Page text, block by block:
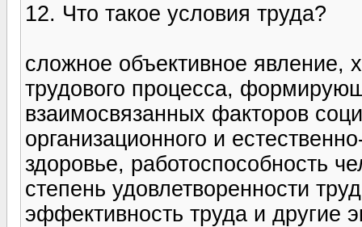
12. Что такое условия труда?
сложное объективное явление,
трудового процесса,
взаимосвязанных факторов
организационного и
здоровье, работоспособность
степень удовлетворенности
эффективность труда и другие